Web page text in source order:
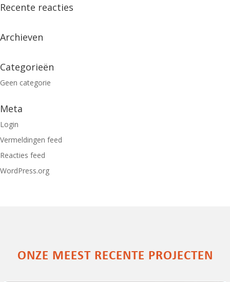
Recente reacties
Archieven
Categorieën
Geen categorie
Meta
Login
Vermeldingen feed
Reacties feed
WordPress.org
ONZE MEEST RECENTE PROJECTEN